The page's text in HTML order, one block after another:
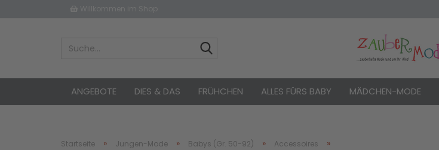
ANGEBOTE DIES & DAS FRÜHCHEN ALLES FÜRS BABY MÄDCHEN-MODE
Startseite » Jungen-Mode » Babys (Gr. 50-92) » Accessoires »